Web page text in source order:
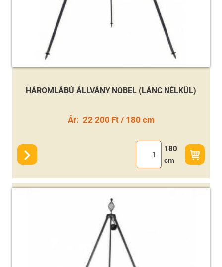
HÁROMLÁBÚ ÁLLVÁNY NOBEL (LÁNC NÉLKÜL)
Ár: 22 200 Ft / 180 cm
180
cm